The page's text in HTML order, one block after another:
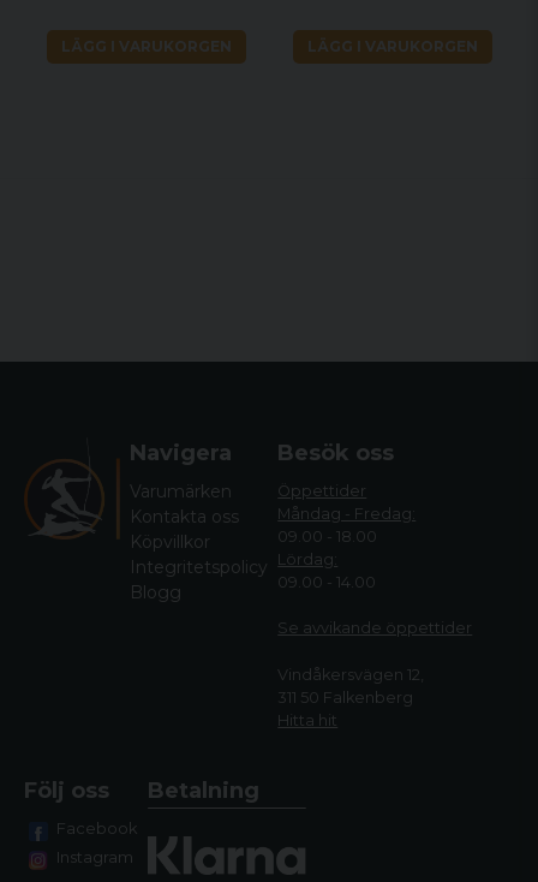
LÄGG I VARUKORGEN LÄGG I VARUKORGEN
Navigera
Varumärken
Kontakta oss
Köpvillkor
Integritetspolicy
Blogg
Besök oss
Öppettider
Måndag - Fredag:
09.00 - 18.00
Lördag:
09.00 - 14.00
Se avvikande öppettider
Vindåkersvägen 12,
311 50 Falkenberg
Hitta hit
Följ oss
Facebook
Instagram
Betalning